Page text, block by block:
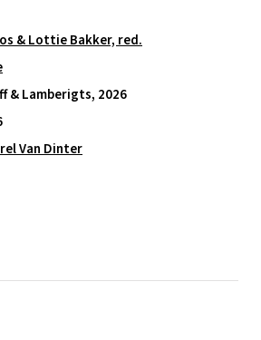
& Lottie Bakker, red.
& Lamberigts, 2026
Van Dinter